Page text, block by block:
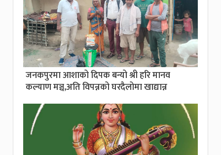
जनकपुरमा आशाको दिपक बन्यो श्री हरि मानव
कल्याण मञ्च,अति विपन्नको घरदैलोमा खाद्यान्न